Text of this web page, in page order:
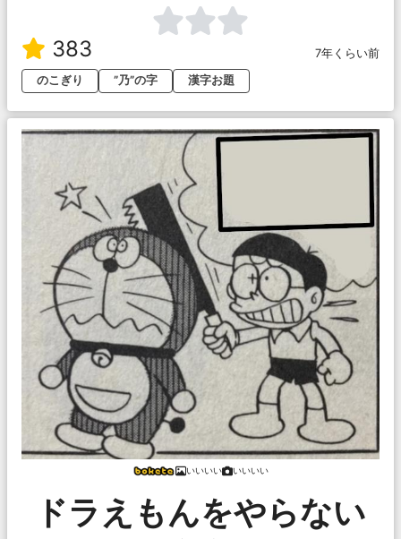
383
7年くらい前
のこぎり
”乃”の字 漢字お題
いいいい いいいい
ドラえもんをやらない